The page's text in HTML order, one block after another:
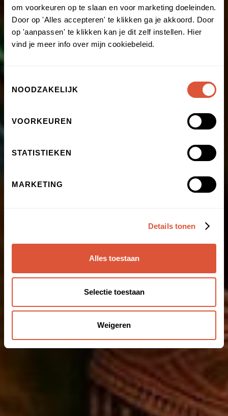
om voorkeuren op te slaan en voor marketing doeleinden.
Door op 'Alles accepteren' te klikken ga je akkoord. Door
op 'aanpassen' te klikken kan je dit zelf instellen. Hier
vind je meer info over mijn cookiebeleid.
NOODZAKELIJK
VOORKEUREN
STATISTIEKEN
MARKETING
Details tonen
Alles toestaan
Selectie toestaan
Weigeren